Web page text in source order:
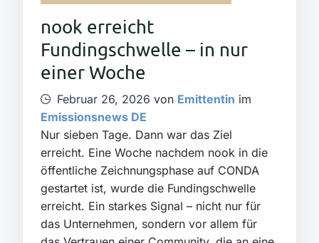
nook erreicht
Fundingschwelle – in nur
einer Woche
Februar 26, 2026 von Emittentin im
Emissionsnews DE
Nur sieben Tage. Dann war das Ziel
erreicht. Eine Woche nachdem nook in die
öffentliche Zeichnungsphase auf CONDA
gestartet ist, wurde die Fundingschwelle
erreicht. Ein starkes Signal – nicht nur für
das Unternehmen, sondern vor allem für